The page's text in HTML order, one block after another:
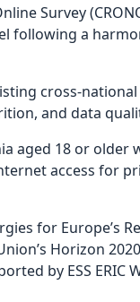
Survey
following a
cross-
and data
aged 18 or older
access for
for Europe’s
Horizon
by ESS ERIC